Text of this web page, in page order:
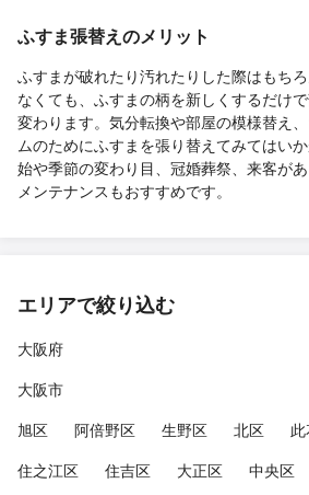
ふすま張替えのメリット
ふすまが破れたり汚れたりした際はもち
なくても、ふすまの柄を新しくするだけ
変わります。気分転換や部屋の模様替え
ムのためにふすまを張り替えてみてはい
始や季節の変わり目、冠婚葬祭、来客が
メンテナンスもおすすめです。
エリアで絞り込む
大阪府
大阪市
旭区
阿倍野区 生野区 北区
住之江区
住吉区 大正区 中央区